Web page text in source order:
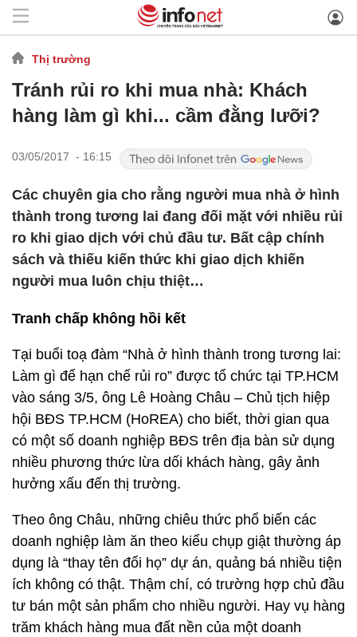
Thị trường
Tránh rủi ro khi mua nhà: Khách
hàng làm gì khi... cầm đằng lưỡi?
03/05/2017 - 16:15
Các chuyên gia cho rằng người mua nhà ở hình
thành trong tương lai đang đối mặt với nhiều rủi
ro khi giao dịch với chủ đầu tư. Bất cập chính
sách và thiếu kiến thức khi giao dịch khiến
người mua luôn chịu thiệt…
Tranh chấp không hồi kết
Tại buổi toạ đàm “Nhà ở hình thành trong tương lai:
Làm gì để hạn chế rủi ro” được tổ chức tại TP.HCM
vào sáng 3/5, ông Lê Hoàng Châu – Chủ tịch hiệp
hội BĐS TP.HCM (HoREA) cho biết, thời gian qua
có một số doanh nghiệp BĐS trên địa bàn sử dụng
nhiều phương thức lừa dối khách hàng, gây ảnh
hưởng xấu đến thị trường.
Theo ông Châu, những chiêu thức phổ biến các
doanh nghiệp làm ăn theo kiểu chụp giật thường áp
dụng là “thay tên đổi họ” dự án, quảng bá nhiều tiện
ích không có thật. Thậm chí, có trường hợp chủ đầu
tư bán một sản phẩm cho nhiều người. Hay vụ hàng
trăm khách hàng mua đất nền của một doanh